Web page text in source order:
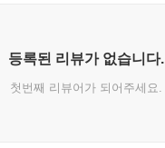
등록된 리뷰가 없습니다.
첫번째 리뷰어가 되어주세요.